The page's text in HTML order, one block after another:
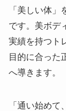
「美しい体
です。美ボデ
実績を持つト
目的に合った
へ導きます。
「通い始め